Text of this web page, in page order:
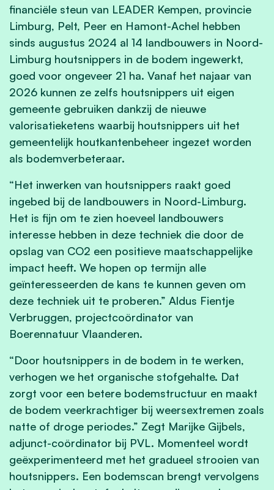
financiële steun van LEADER Kempen, provincie
Limburg, Pelt, Peer en Hamont-Achel hebben
sinds augustus 2024 al 14 landbouwers in Noord-
Limburg houtsnippers in de bodem ingewerkt,
goed voor ongeveer 21 ha. Vanaf het najaar van
2026 kunnen ze zelfs houtsnippers uit eigen
gemeente gebruiken dankzij de nieuwe
valorisatieketens waarbij houtsnippers uit het
gemeentelijk houtkantenbeheer ingezet worden
als bodemverbeteraar.
“Het inwerken van houtsnippers raakt goed
ingebed bij de landbouwers in Noord-Limburg.
Het is fijn om te zien hoeveel landbouwers
interesse hebben in deze techniek die door de
opslag van CO2 een positieve maatschappelijke
impact heeft. We hopen op termijn alle
geïnteresseerden de kans te kunnen geven om
deze techniek uit te proberen.” Aldus Fientje
Verbruggen, projectcoördinator van
Boerennatuur Vlaanderen.
“Door houtsnippers in de bodem in te werken,
verhogen we het organische stofgehalte. Dat
zorgt voor een betere bodemstructuur en maakt
de bodem veerkrachtiger bij weersextremen zoals
natte of droge periodes.” Zegt Marijke Gijbels,
adjunct-coördinator bij PVL. Momenteel wordt
geëxperimenteerd met het gradueel strooien van
houtsnippers. Een bodemscan brengt vervolgens